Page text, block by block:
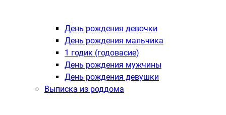
День рождения девочки
День рождения мальчика
1 годик (годовасие)
День рождения мужчины
День рождения девушки
Выписка из роддома